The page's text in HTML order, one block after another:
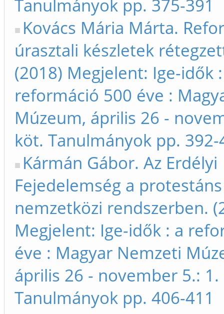
Tanulmányok pp. 375-391
Kovács Mária Márta.
úrasztali készletek
(2018) Megjelent: Ige-idők
reformáció 500 éve :
Múzeum, április 26 -
köt. Tanulmányok pp. 392-
Kármán Gábor. Az Erdélyi
Fejedelemség a protestáns
nemzetközi rendszerben.
Megjelent: Ige-idők : a
éve : Magyar Nemzeti
április 26 - november 5.:
Tanulmányok pp. 406-411